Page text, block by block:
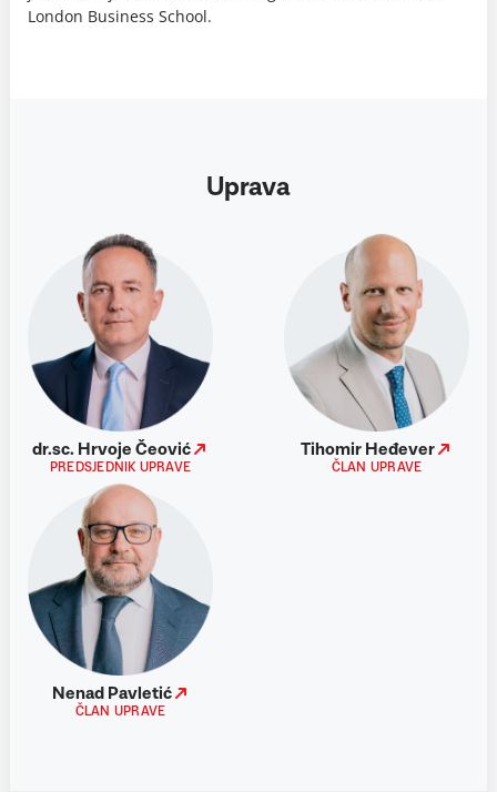
London Business School.
Uprava
dr.sc. Hrvoje Čeović
PREDSJEDNIK UPRAVE
Tihomir Heđever
ČLAN UPRAVE
Nenad Pavletić
ČLAN UPRAVE